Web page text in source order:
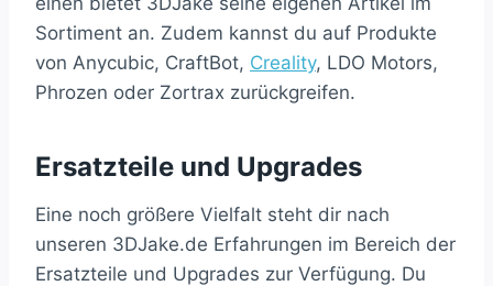
Sortiment an. Zudem kannst du auf Produkte
von Anycubic, CraftBot, Creality, LDO Motors,
Phrozen oder Zortrax zurückgreifen.
Ersatzteile und Upgrades
Eine noch größere Vielfalt steht dir nach
unseren 3DJake.de Erfahrungen im Bereich der
Ersatzteile und Upgrades zur Verfügung. Du